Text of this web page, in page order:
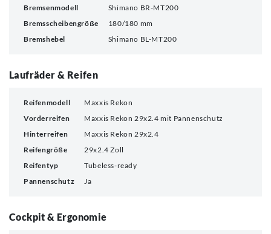
Bremsenmodell
Shimano BR-MT200
Bremsscheibengröße
180/180 mm
Bremshebel
Shimano BL-MT200
Laufräder & Reifen
Reifenmodell
Maxxis Rekon
Vorderreifen
Maxxis Rekon 29x2.4 mit Pannenschutz
Hinterreifen
Maxxis Rekon 29x2.4
Reifengröße
29x2.4 Zoll
Reifentyp
Tubeless-ready
Pannenschutz
Ja
Cockpit & Ergonomie